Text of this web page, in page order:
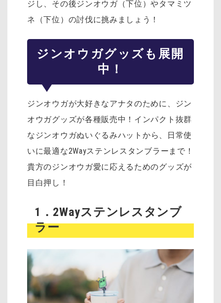
ジし、その後ジンオウガ（下位）やタマミツ
ネ（下位）の討伐に挑みましょう！
ジンオウガグッズも展開
中！
ジンオウガが大好きなアナタのために、ジン
オウガグッズが各種販売中！インパクト抜群
な ジンオウガぬいぐるみハットから、日常使
いに最適な2Wayステンレスタンブラーまで！
貴方のジンオウガ愛に応えるためのグッズが
目白押し！
1．2Wayステンレスタンブ
ラー